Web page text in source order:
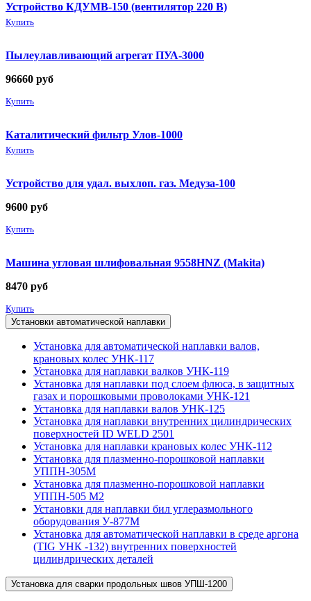
Устройство КДУМВ-150 (вентилятор 220 В)
Купить
Пылеулавливающий агрегат ПУА-3000
96660 руб
Купить
Каталитический фильтр Улов-1000
Купить
Устройство для удал. выхлоп. газ. Медуза-100
9600 руб
Купить
Машина угловая шлифовальная 9558HNZ (Makita)
8470 руб
Купить
Установки автоматической наплавки
Установка для автоматической наплавки валов,
крановых колес УНК-117
Установка для наплавки валков УНК-119
Установка для наплавки под слоем флюса, в защитных
газах и порошковыми проволоками УНК-121
Установка для наплавки валов УНК-125
Установка для наплавки внутренних цилиндрических
поверхностей ID WELD 2501
Установка для наплавки крановых колес УНК-112
Установка для плазменно-порошковой наплавки
УППН-305М
Установка для плазменно-порошковой наплавки
УППН-505 М2
Установки для наплавки бил углеразмольного
оборудования У-877М
Установка для автоматической наплавки в среде аргона
(TIG УНК -132) внутренних поверхностей
цилиндрических деталей
Установка для сварки продольных швов УПШ-1200